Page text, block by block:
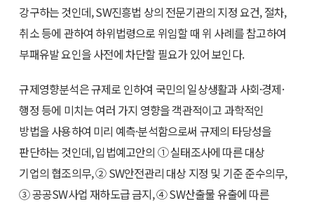
강구하는 것인데, SW진흥법 상의 전문기관의 지정 요건, 절차,
취소 등에 관하여 하위법령으로 위임할 때 위 사례를 참고하여
부패유발 요인을 사전에 차단할 필요가 있어 보인다.
규제영향분석은 규제로 인하여 국민의 일상생활과 사회·경제·
행정 등에 미치는 여러 가지 영향을 객관적이고 과학적인
방법을 사용하여 미리 예측·분석함으로써 규제의 타당성을
판단하는 것인데, 입법예고안의 ① 실태조사에 따른 대상
기업의 협조의무, ② SW안전관리 대상 지정 및 기준 준수의무,
③ 공공SW사업 재하도급 금지, ④ SW산출물 유출에 따른